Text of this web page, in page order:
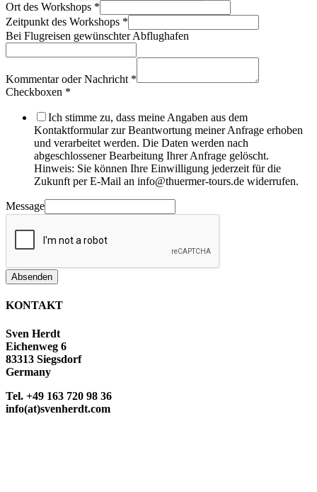
Ort des Workshops *
Zeitpunkt des Workshops *
Bei Flugreisen gewünschter Abflughafen
Kommentar oder Nachricht *
Checkboxen *
Ich stimme zu, dass meine Angaben aus dem
Kontaktformular zur Beantwortung meiner Anfrage erhoben
und verarbeitet werden. Die Daten werden nach
abgeschlossener Bearbeitung Ihrer Anfrage gelöscht.
Hinweis: Sie können Ihre Einwilligung jederzeit für die
Zukunft per E-Mail an info@thuermer-tours.de widerrufen.
Message
Absenden
KONTAKT
Sven Herdt
Eichenweg 6
83313 Siegsdorf
Germany
Tel. +49 163 720 98 36
info(at)svenherdt.com